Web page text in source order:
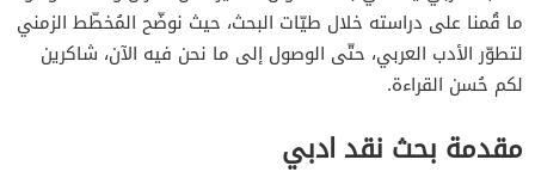
ما قُمنا على دراسته خلال طيّات البحث، حيث نوضّح المُخطّط الزمني
لتطوّر الأدب العربي، حتّى الوصول إلى ما نحن فيه الآن، شاكرين
لكم حُسن القراءة.
مقدمة بحث نقد ادبي